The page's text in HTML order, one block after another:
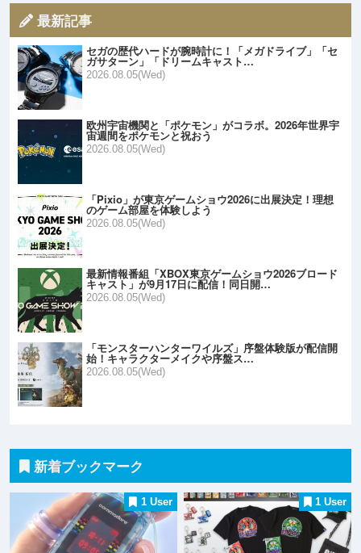
最新記事
セガの歴代ハードが腕時計に！「メガドライブ」「セ
ガサターン」「ドリームキャスト…
2026.08.05(Wed)
欧州宇宙機関と「ポケモン」がコラボ。2026年世界宇
宙週間をポケモンと祝おう
2026.08.05(Wed)
「Pixio」が東京ゲームショウ2026に出展決定！理想
のゲーム部屋を体験しよう
2026.08.05(Wed)
最新情報番組「XBOX東京ゲームショウ2026ブロード
キャスト」が9月17日に配信！同日開…
2026.08.05(Wed)
「モンスターハンターワイルズ」序盤体験版が配信開
始！キャラクターメイクや序盤ス…
2026.08.05(Wed)
新着ブックマーク
1 User 1 User